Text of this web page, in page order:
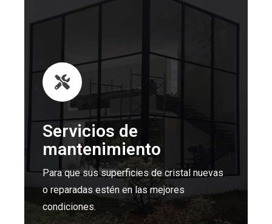
Servicios de
mantenimiento
Para que sus superficies de cristal nuevas
o reparadas estén en las mejores
condiciones.